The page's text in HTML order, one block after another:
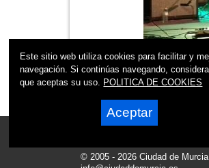
© 2005 - 2026 Ciudad de Murcia
Este sitio web utiliza cookies para facilitar y
navegación. Si continúas navegando,
que aceptas su uso. POLITICA DE COOKIES
Aceptar